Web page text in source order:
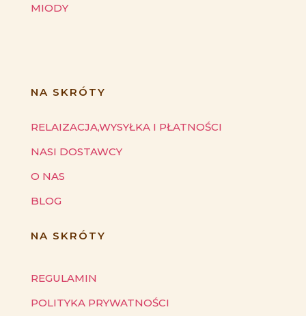
MIODY
NA SKRÓTY
RELAIZACJA,WYSYŁKA I PŁATNOŚCI
NASI DOSTAWCY
O NAS
BLOG
NA SKRÓTY
REGULAMIN
POLITYKA PRYWATNOŚCI